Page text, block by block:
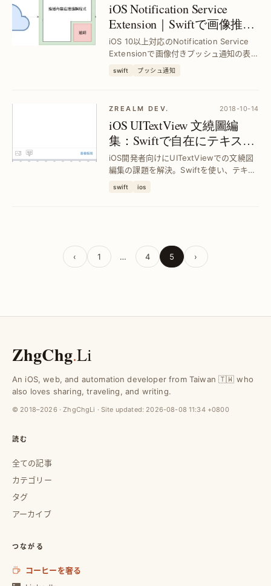
iOS Notification Service
Extension｜Swiftで画像推播
と表示統計を最適化
iOS 10以上対応のNotification Service
Extensionで画像付きプッシュ通知の表示
前処理を自動化。推播表示の統計取得も
swift プッシュ通知
ZREALM DEV. 2018-10-14
iOS UITextView 文繞圖編
集：Swiftで自在にテキスト
と画像を配置する方法｜効
率的なUI設計
iOS開発者向けにUITextViewでの文繞図
編集の課題を解決。Swiftを使い、テキス
swift ios
‹ 1 … 4 5 ›
ZhgChg.Li
An iOS, web, and automation developer from Taiwan 🇹🇼 who
also loves sharing, traveling, and writing.
© 2018–2026 · ZhgChgLi · Site updated: 2026-08-08 11:34 +0800
読む
全ての記事
カテゴリー
タグ
アーカイブ
つながる
コーヒーを奢る